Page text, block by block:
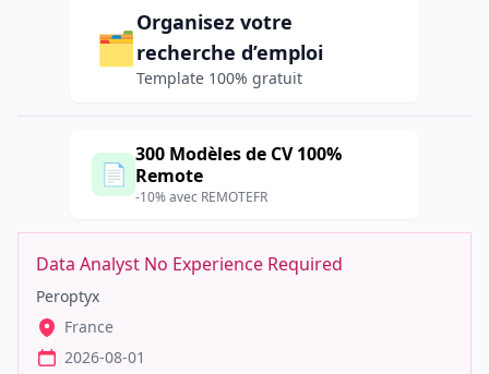
🗂️
Organisez votre
recherche d’emploi
Template 100% gratuit
📄
300 Modèles de CV 100%
Remote
-10% avec REMOTEFR
Data Analyst No Experience Required
Peroptyx
France
2026-08-01